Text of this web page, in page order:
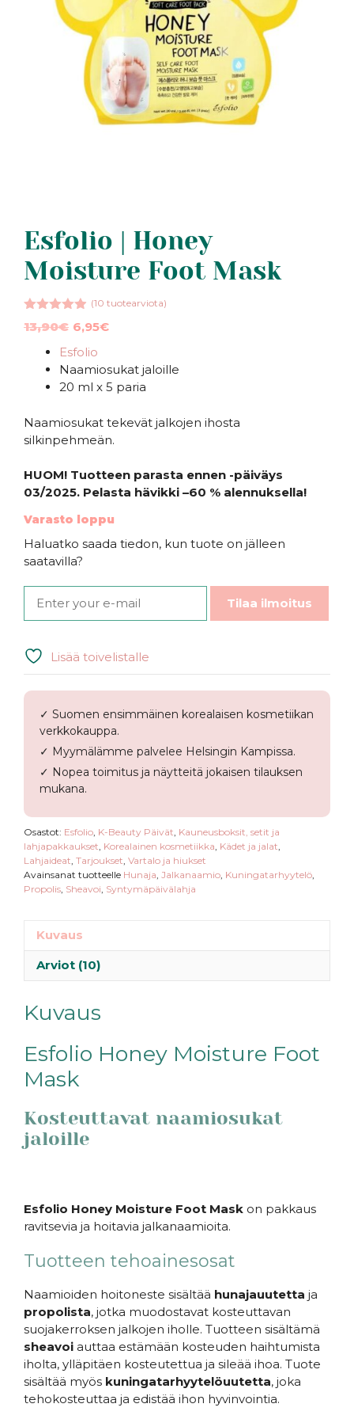
Esfolio | Honey
Moisture Foot Mask
4.905:stä
(10 tuotearviota)
13,90€ Alkuperäinen
oli:
13,90€.
6,95€Nykyinen
6,95€.
Esfolio
Naamiosukat jaloille
20 ml x 5 paria
Naamiosukat tekevät jalkojen ihosta
silkinpehmeän.
HUOM! Tuotteen parasta ennen -päiväys
03/2025. Pelasta hävikki –60 % alennuksella!
Varasto loppu
Haluatko saada tiedon, kun tuote on jälleen
saatavilla?
Tilaa ilmoitus
Lisää toivelistalle
✓ Suomen ensimmäinen korealaisen kosmetiikan
verkkokauppa.
✓ Myymälämme palvelee Helsingin Kampissa.
✓ Nopea toimitus ja näytteitä jokaisen tilauksen
mukana.
Osastot: Esfolio K-Beauty Päivät Kauneusboksit, setit ja
lahjapakkaukset Korealainen kosmetiikka Kädet ja jalat
Lahjaideat Tarjoukset Vartalo ja hiukset
Avainsanat tuotteelle Hunaja Jalkanaamio Kuningatarhyytelö
Propolis Sheavoi Syntymäpäivälahja
Kuvaus
Arviot (10)
Kuvaus
Esfolio Honey Moisture Foot
Mask
Kosteuttavat naamiosukat
jaloille
Esfolio Honey Moisture Foot Mask on pakkaus
ravitsevia ja hoitavia jalkanaamioita.
Tuotteen tehoainesosat
Naamioiden hoitoneste sisältää hunajauutetta ja
propolista, jotka muodostavat kosteuttavan
suojakerroksen jalkojen iholle. Tuotteen sisältämä
sheavoi auttaa estämään kosteuden haihtumista
iholta, ylläpitäen kosteutettua ja sileää ihoa. Tuote
sisältää myös kuningatarhyytelöuutetta, joka
tehokosteuttaa ja edistää ihon hyvinvointia.